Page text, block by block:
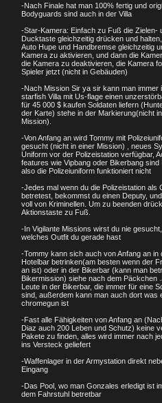
-Nach Finale hat man 100% fertig und
Bodyguards sind auch in der Villa
-Star-Kamera: Einfach zu Fuß die Zielen-
Ducktaste gleichzeitig drücken und
Auto Hupe und Handbremse gleichzeitig
Kamera zu aktivieren, und dann die
die Kamera zu deaktivieren, die Kamera
Spieler jetzt (nicht in Gebäuden)
-Nach Mission Sir ya sir kann man immer
starfish Villa mit Us-flage einen
für 45 000 $ kaufen Soldaten liefern
der Karte) stehe in der Markierung(nicht
Mission).
-Von Anfang an wird Tommy mit
gesucht (nicht in einer Mission) , neues
Uniform vor der Polizeistation verfügbar,
features wie Vipbang oder Bikerbang sind
also die Polizeiuniform funktioniert nicht
-Jedes mal wenn du die Polizeistation als
betretest, bekommst du einen Deputy,
voll von Kriminellen. Um zu beenden
Aktionstaste zu Fuß.
-In Vigilante Missions wirst du nie
welches Outfit du gerade hast
-Tommy kann sich auch von Anfang an in
Hotelbar betrinken(am besten wenn der
an ist) oder in der Bikerbar (kann man
Bikermission) siehe nach dem Päckchen
Leute in der Bikerbar, die immer für eine
sind, außerdem kann man auch dort was
chromegun ist
-Fast alle Fähigkeiten von Anfang an
Diaz auch 200 Leben und Schutz) keine
Pakete zu finden, alles wird immer nach
ins Versteck geliefert
-Waffenlager in der Armystation direkt
Eingang
-Das Pool, wo man Gonzales erledigt ist
dem Fahrstuhl betretbar